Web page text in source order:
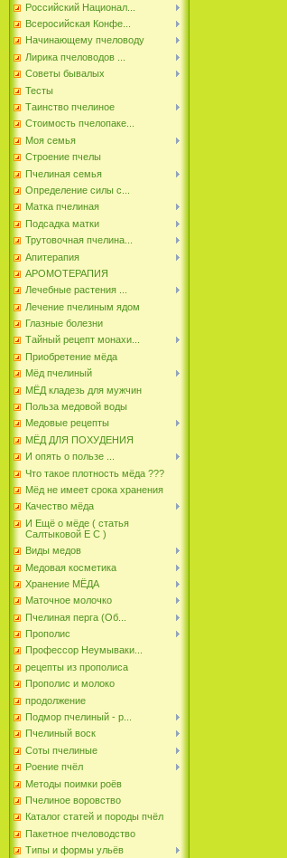
Российский Национал...
Всеросийская Конфе...
Начинающему пчеловоду
Лирика пчеловодов ...
Советы бывалых
Тесты
Таинство пчелиное
Стоимость пчелопаке...
Моя семья
Строение пчелы
Пчелиная семья
Определение силы с...
Матка пчелиная
Подсадка матки
Трутовочная пчелина...
Апитерапия
АРОМОТЕРАПИЯ
Лечебные растения ...
Лечение пчелиным ядом
Глазные болезни
Тайный рецепт монахи...
Приобретение мёда
Мёд пчелиный
МЁД кладезь для мужчин
Польза медовой воды
Медовые рецепты
МЁД ДЛЯ ПОХУДЕНИЯ
И опять о пользе ...
Что такое плотность мёда ???
Мёд не имеет срока хранения
Качество мёда
И Ещё о мёде ( статья
Салтыковой Е С )
Виды медов
Медовая косметика
Хранение МЁДА
Маточное молочко
Пчелиная перга (Об...
Прополис
Профессор Неумываки...
рецепты из прополиса
Прополис и молоко
продолжение
Подмор пчелиный - р...
Пчелиный воск
Соты пчелиные
Роение пчёл
Методы поимки роёв
Пчелиное воровство
Каталог статей и породы пчёл
Пакетное пчеловодство
Типы и формы ульёв